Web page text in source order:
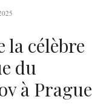
la célèbre
du
à Prague